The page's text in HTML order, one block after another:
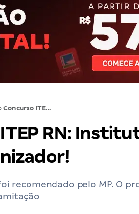
Concurso ITEP RN: Instituto AOCP pode ser o organizador!
RN:
recomendado pelo MP. O